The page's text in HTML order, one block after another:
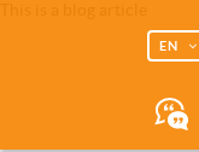
EN